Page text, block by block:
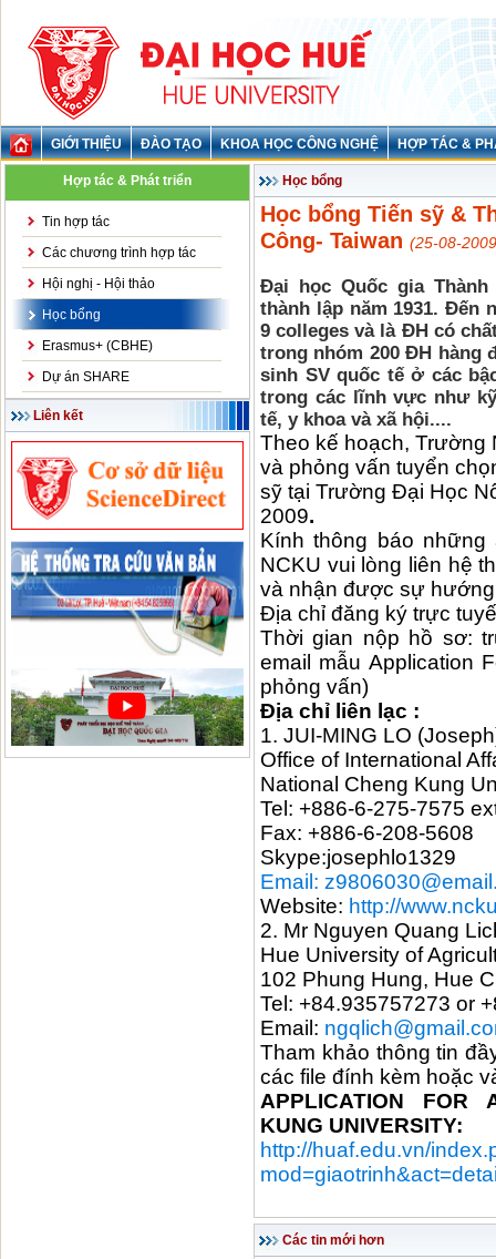
GIỚI THIỆU ĐÀO TẠO KHOA HỌC CÔNG NGHỆ HỢP TÁC &
Hợp tác & Phát triển
Tin hợp tác
Các chương trình hợp tác
Hội nghị - Hội thảo
Học bổng
Erasmus+ (CBHE)
Dự án SHARE
Liên kết
Học bổng
Học bổng Tiến sỹ &
Công- Taiwan (25-08-
Đại học Quốc gia
thành lập năm 1931. Đến
9 colleges và là ĐH có
trong nhóm 200 ĐH hàng
sinh SV quốc tế ở các
trong các lĩnh vực như
tế, y khoa và xã hội....
Theo kế hoạch, Trường
và phỏng vấn tuyển
sỹ tại Trường Đại Học
2009.
Kính thông báo
NCKU vui lòng liên hệ
và nhận được sự
Địa chỉ đăng ký trực
Thời gian nộp hồ sơ:
email mẫu Application
phỏng vấn)
Địa chỉ liên lạc :
1. JUI-MING LO
Office of International
National Cheng Kung
Tel: +886-6-275-7575
Fax: +886-6-208-5608
Skype:josephlo1329
Email:
Website: http://
2. Mr Nguyen Quang
Hue University of
102 Phung Hung, Hue
Tel: +84.935757273 or
Email:
Tham khảo thông tin
các file đính kèm hoặc
APPLICATION FOR
KUNG UNIVERSITY:
http://huaf.edu.vn/
Các tin mới hơn